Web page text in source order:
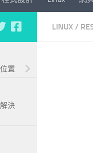
LINUX /
置
決